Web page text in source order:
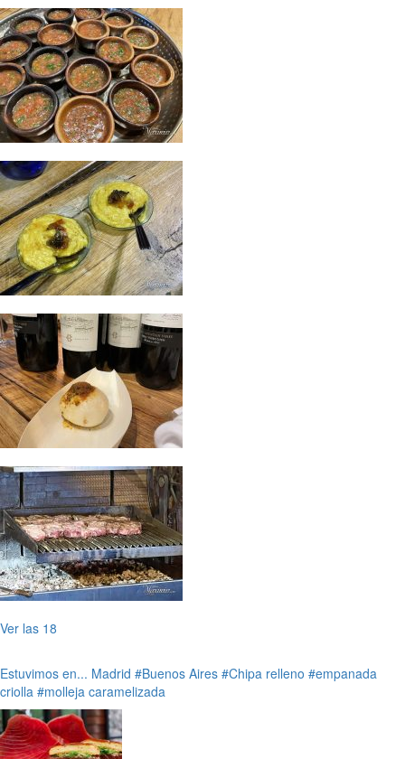
Ver las 18
Estuvimos en... Madrid #Buenos Aires #Chipa relleno #empanada
criolla #molleja caramelizada